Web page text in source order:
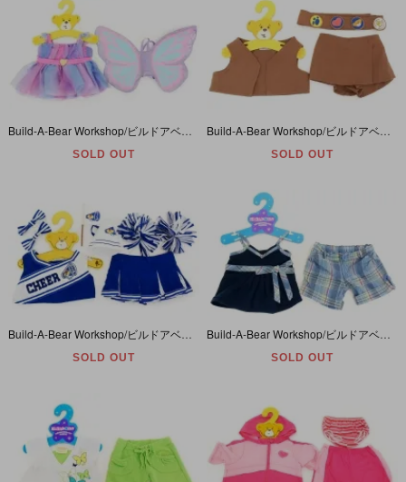
Build-A-Bear Workshop/ビルドアベアワークショップ・ぬいぐるみ・Clothing・コスチューム・着せ替え・洋服/衣装・Dress & Wings/ドレスと羽
SOLD OUT SOLD OUT
Build-A-Bear Workshop/ビルドアベアワークショップ・ぬいぐるみ・Clothing・コスチューム・着せ替え・洋服/衣装・Cheerleading・チアガール・ブルー
SOLD OUT SOLD OUT